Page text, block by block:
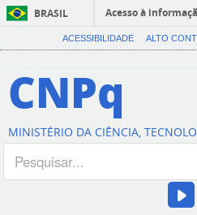
BRASIL
Acesso à
ACESSIBILIDADE ALTO
CNPq
MINISTÉRIO DA CIÊNCIA,